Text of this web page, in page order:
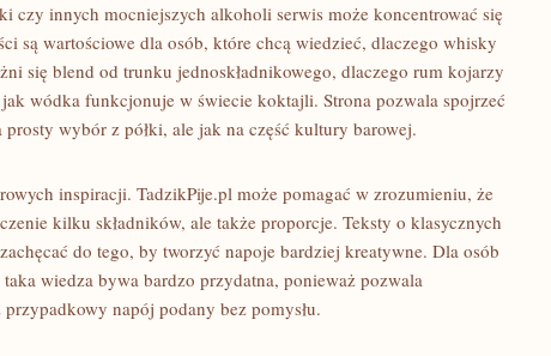
czy innych mocniejszych alkoholi serwis może koncentrować się
są wartościowe dla osób, które chcą wiedzieć, dlaczego whisky
się blend od trunku jednoskładnikowego, dlaczego rum kojarzy
wódka funkcjonuje w świecie koktajli. Strona pozwala spojrzeć
wybór z półki, ale jak na część kultury barowej.
inspiracji. TadzikPije.pl może pomagać w zrozumieniu, że
kilku składników, ale także proporcje. Teksty o klasycznych
do tego, by tworzyć napoje bardziej kreatywne. Dla osób
wiedza bywa bardzo przydatna, ponieważ pozwala
napój podany bez pomysłu.